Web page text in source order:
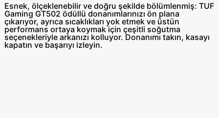
Esnek, ölçeklenebilir ve doğru şekilde bölümlenmiş: TUF
Gaming GT502 ödüllü donanımlarınızı ön plana
çıkarıyor, ayrıca sıcaklıkları yok etmek ve üstün
performans ortaya koymak için çeşitli soğutma
seçenekleriyle arkanızı kolluyor. Donanımı takın, kasayı
kapatın ve başarıyı izleyin.